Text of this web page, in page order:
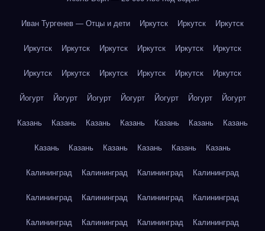
Иван Тургенев — Отцы и дети Иркутск Иркутск Иркутск
Иркутск Иркутск Иркутск Иркутск Иркутск Иркутск
Иркутск Иркутск Иркутск Иркутск Иркутск Иркутск
Йогурт Йогурт Йогурт Йогурт Йогурт Йогурт Йогурт
Казань Казань Казань Казань Казань Казань Казань
Казань Казань Казань Казань Казань Казань
Калининград Калининград Калининград Калининград
Калининград Калининград Калининград Калининград
Калининград Калининград Калининград Калининград